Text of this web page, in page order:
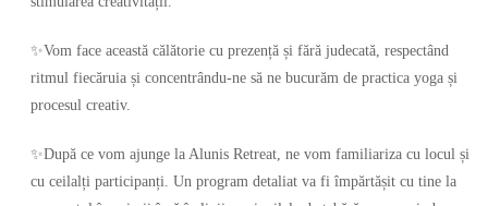
✨Vom face această călătorie cu prezență și fără judecată, respectând
ritmul fiecăruia și concentrându-ne să ne bucurăm de practica yoga și
procesul creativ.
✨După ce vom ajunge la Alunis Retreat, ne vom familiariza cu locul și
cu ceilalți participanți. Un program detaliat va fi împărtășit cu tine la